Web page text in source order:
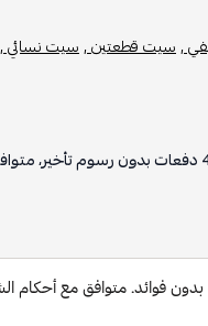
,سيت قطعتين ,سيت نسائي ,
دفعات بدون رسوم تأخير،